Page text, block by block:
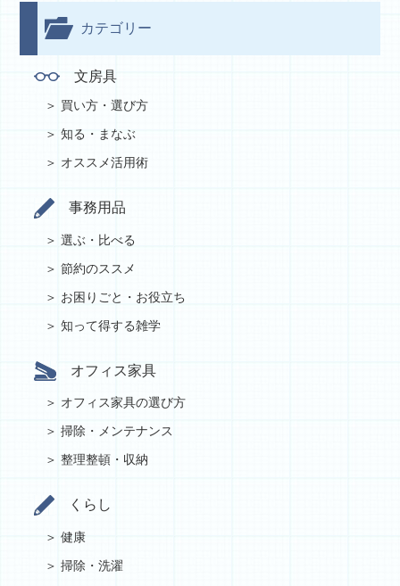
カテゴリー
文房具
買い方・選び方
知る・まなぶ
オススメ活用術
事務用品
選ぶ・比べる
節約のススメ
お困りごと・お役立ち
知って得する雑学
オフィス家具
オフィス家具の選び方
掃除・メンテナンス
整理整頓・収納
くらし
健康
掃除・洗濯